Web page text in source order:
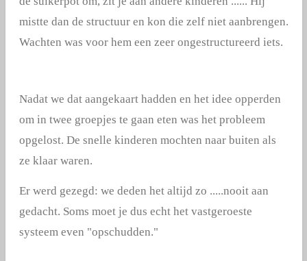
mistte dan de structuur en kon die zelf niet aanbrengen.
Wachten was voor hem een zeer ongestructureerd iets.
Nadat we dat aangekaart hadden en het idee opperden
om in twee groepjes te gaan eten was het probleem
opgelost. De snelle kinderen mochten naar buiten als
ze klaar waren.
Er werd gezegd: we deden het altijd zo .....nooit aan
gedacht. Soms moet je dus echt het vastgeroeste
systeem even "opschudden."